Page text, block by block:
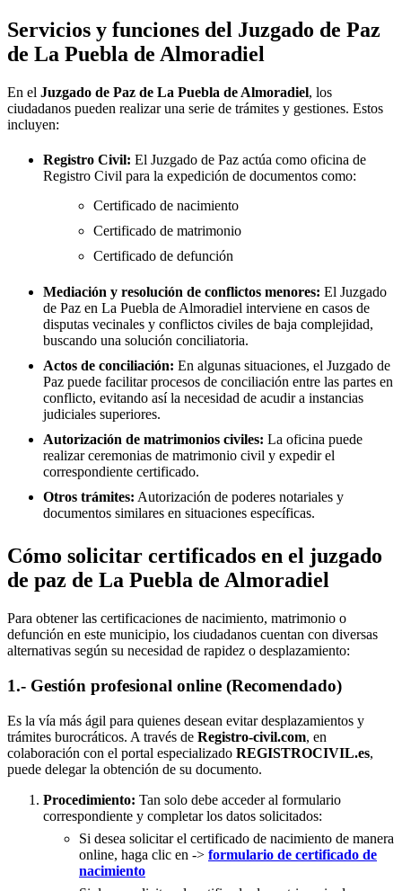
Servicios y funciones del Juzgado de Paz
de La Puebla de Almoradiel
En el Juzgado de Paz de La Puebla de Almoradiel, los
ciudadanos pueden realizar una serie de trámites y gestiones. Estos
incluyen:
Registro Civil: El Juzgado de Paz actúa como oficina de
Registro Civil para la expedición de documentos como:
Certificado de nacimiento
Certificado de matrimonio
Certificado de defunción
Mediación y resolución de conflictos menores: El Juzgado
de Paz en La Puebla de Almoradiel interviene en casos de
disputas vecinales y conflictos civiles de baja complejidad,
buscando una solución conciliatoria.
Actos de conciliación: En algunas situaciones, el Juzgado de
Paz puede facilitar procesos de conciliación entre las partes en
conflicto, evitando así la necesidad de acudir a instancias
judiciales superiores.
Autorización de matrimonios civiles: La oficina puede
realizar ceremonias de matrimonio civil y expedir el
correspondiente certificado.
Otros trámites: Autorización de poderes notariales y
documentos similares en situaciones específicas.
Cómo solicitar certificados en el juzgado
de paz de La Puebla de Almoradiel
Para obtener las certificaciones de nacimiento, matrimonio o
defunción en este municipio, los ciudadanos cuentan con diversas
alternativas según su necesidad de rapidez o desplazamiento:
1.- Gestión profesional online (Recomendado)
Es la vía más ágil para quienes desean evitar desplazamientos y
trámites burocráticos. A través de Registro-civil.com, en
colaboración con el portal especializado REGISTROCIVIL.es,
puede delegar la obtención de su documento.
Procedimiento: Tan solo debe acceder al formulario
correspondiente y completar los datos solicitados:
Si desea solicitar el certificado de nacimiento de manera
online, haga clic en -> formulario de certificado de
nacimiento